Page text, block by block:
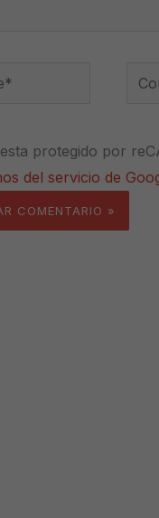
protegido por
del servicio de